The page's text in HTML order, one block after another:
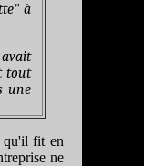
à
tout
une
qu'il fit en
ne